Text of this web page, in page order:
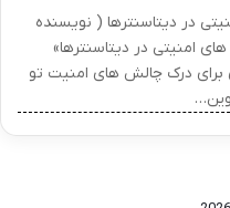
در دیتاسنترها ( نویسنده
امنیتی در دیتاسنترها»
برای درک چالش های امنیت تو